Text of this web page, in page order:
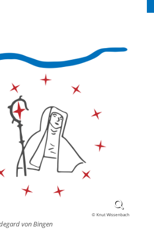
© Knut Wissenbach
von Bingen